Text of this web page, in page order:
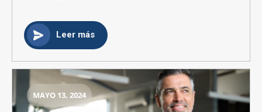
Leer más
MAYO 13, 2024